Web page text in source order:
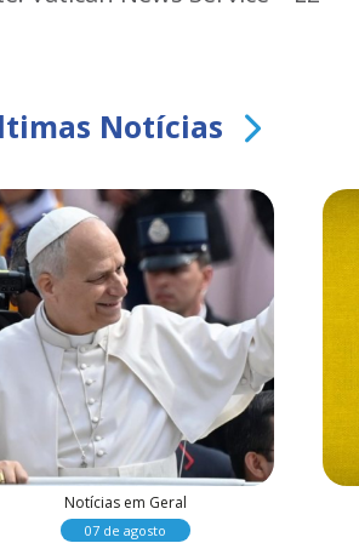
Notícias
Notícias em Geral
07 de agosto